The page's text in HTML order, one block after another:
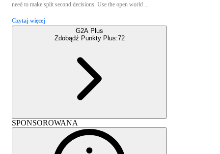
need to make split second decisions. Use the open world ...
Czytaj więcej
G2A Plus
Zdobądź Punkty Plus:72
SPONSOROWANA